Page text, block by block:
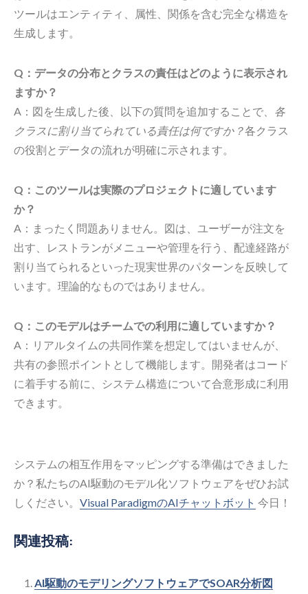
ツールはエンティティ、属性、関係を含む完全な構造を
生成します。
Q：データの分布とクラスの責任はどのように表示され
ますか？
A：図を生成した後、以下の質問を追加することで、 各
クラスに割り当てられている責任は何ですか？各クラス
の役割とデータの流れが明確に示されます。
Q：このツールは実際のプロジェクトに適しています
か？
A：まったく問題ありません。図は、ユーザーが注文を
出す、レストランがメニューや管理を行う、配達経路が
割り当てられるといった現実世界のパターンを反映して
います。理論的なものではありません。
Q：このモデルはチームでの利用に適していますか？
A：リアルタイムの共同作業を想定してはいませんが、
共有の参照ポイントとして機能します。開発者はコード
に着手する前に、システム構造について合意形成に利用
できます。
システムの相互作用をマッピングする準備はできました
か？私たちのAI駆動のモデル化ソフトウェアをぜひお試
しください。 Visual ParadigmのAIチャットボット 今日！
関連投稿:
AI駆動のモデリングソフトウェアでSOAR分析図